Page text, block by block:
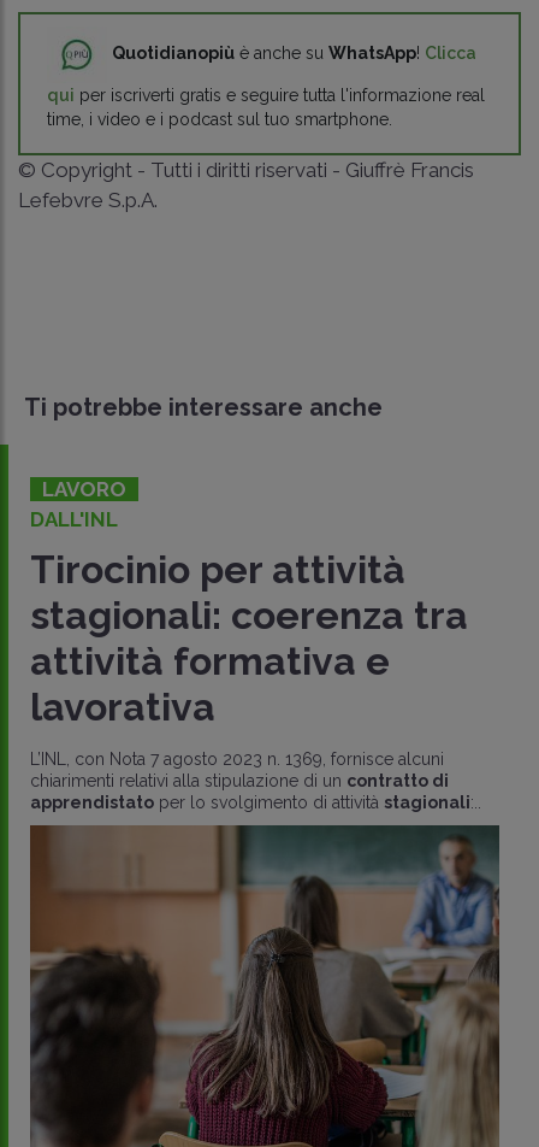
Quotidianopiù è anche su WhatsApp! Clicca
qui per iscriverti gratis e seguire tutta l'informazione real
time, i video e i podcast sul tuo smartphone.
© Copyright - Tutti i diritti riservati - Giuffrè Francis
Lefebvre S.p.A.
Ti potrebbe interessare anche
LAVORO
DALL'INL
Tirocinio per attività
stagionali: coerenza tra
attività formativa e
lavorativa
L’INL, con Nota 7 agosto 2023 n. 1369, fornisce alcuni
chiarimenti relativi alla stipulazione di un contratto di
apprendistato per lo svolgimento di attività stagionali:..